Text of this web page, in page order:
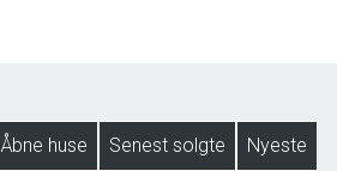
Åbne huse Senest solgte Nyeste